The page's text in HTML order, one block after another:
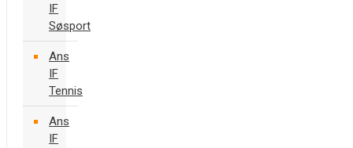
IF
Søsport
Ans
IF
Tennis
Ans
IF